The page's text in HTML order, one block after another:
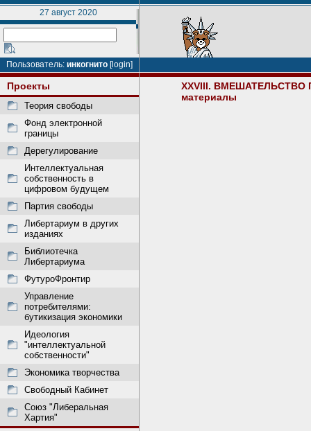
27 август 2020
Пользователь: инкогнито [login]
Проекты
Теория свободы
Фонд электронной
границы
Дерегулирование
Интеллектуальная
собственность в
цифровом будущем
Партия свободы
Либертариум в других
изданиях
Библиотечка
Либертариума
ФутуроФронтир
Управление
потребителями:
бутикизация экономики
Идеология
"интеллектуальной
собственности"
Экономика творчества
Свободный Кабинет
Союз "Либеральная
Хартия"
XXVIII.
материалы